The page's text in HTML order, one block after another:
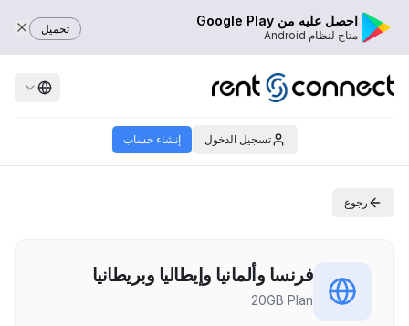
احصل عليه من Google Play
متاح لنظام Android تحميل
تسجيل الدخول إنشاء حساب
رجوع
فرنسا وألمانيا وإيطاليا وبريطانيا
20GB Plan